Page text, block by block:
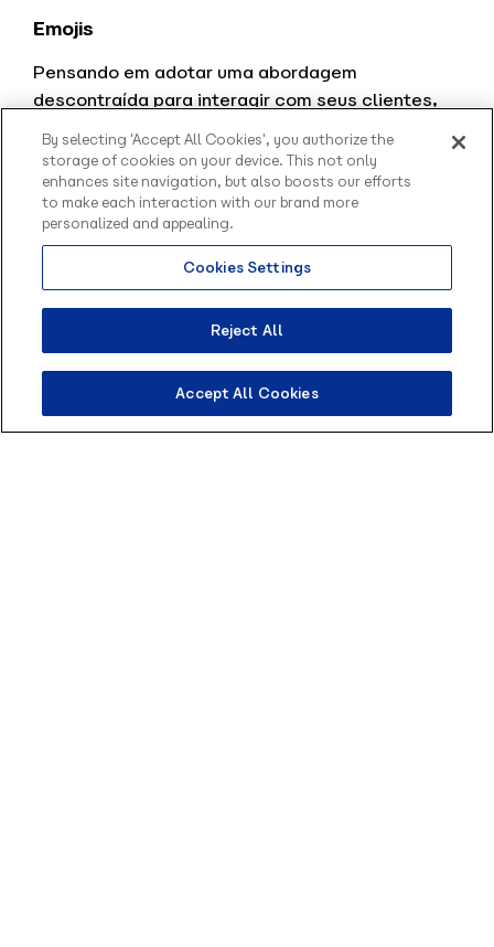
Emojis
Pensando em adotar uma abordagem
descontraída para interagir com seus clientes,
expressar emoções e também tornar o
atendimento mais humanizado? Osemojis
atributos informais que facilitam a comunicação
em diversos cenários.
Gerenciamento de filas
Como o próprio nome diz, o recurso permite a
criação e gerenciamento de filas de atendimento
segmentando o time de atendimento em suas
devidas especialidades. Com essa ferramenta, é
possível distribuir e controlar as demandas de
By selecting 'Accept All Cookies', you authorize the
storage of cookies on your device. This not only
enhances site navigation, but also boosts our efforts
to make each interaction with our brand more
personalized and appealing.
Cookies Settings
Reject All
Accept All Cookies
Olá, sou o Contato
inteligente da Blip.
Como posso te ajudar?